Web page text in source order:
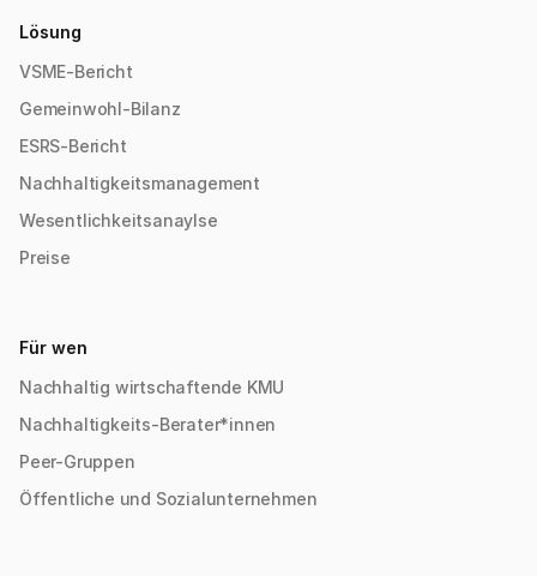
Lösung
VSME-Bericht
Gemeinwohl-Bilanz
ESRS-Bericht
Nachhaltigkeitsmanagement
Wesentlichkeitsanaylse
Preise
Für wen
Nachhaltig wirtschaftende KMU
Nachhaltigkeits-Berater*innen
Peer-Gruppen
Öffentliche und Sozialunternehmen